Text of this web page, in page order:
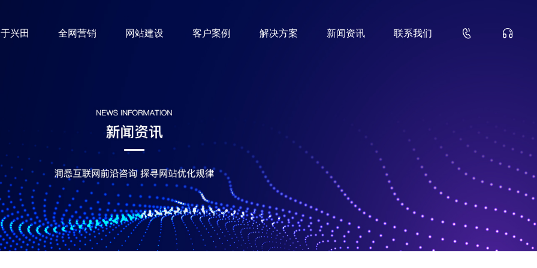
兴田 全网营销 网站建设 客户案例 解决方案 新闻资讯 联系我们  